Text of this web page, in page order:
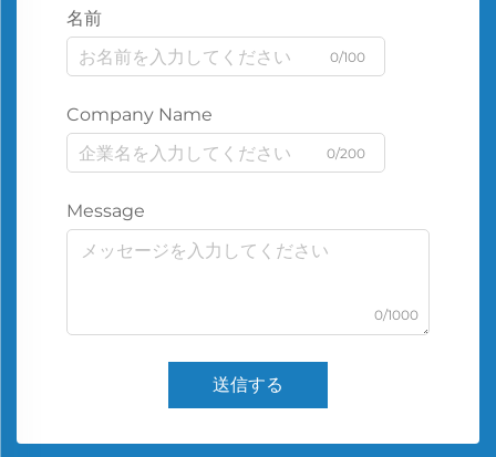
名前
0/100
Company Name
0/200
Message
0/1000
送信する